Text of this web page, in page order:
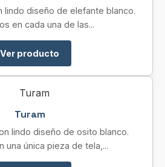
lindo diseño de elefante blanco.
en cada una de las...
Ver producto
Turam
lindo diseño de osito blanco.
una única pieza de tela,...